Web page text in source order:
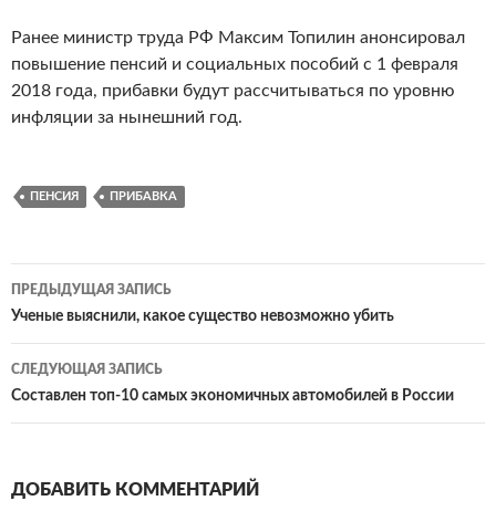
Ранее министр труда РФ Максим Топилин анонсировал
повышение пенсий и социальных пособий с 1 февраля
2018 года, прибавки будут рассчитываться по уровню
инфляции за нынешний год.
ПЕНСИЯ ПРИБАВКА
Навигация
по
записям
ПРЕДЫДУЩАЯ ЗАПИСЬ
Ученые выяснили, какое существо невозможно убить
СЛЕДУЮЩАЯ ЗАПИСЬ
Составлен топ-10 самых экономичных автомобилей в России‍
ДОБАВИТЬ КОММЕНТАРИЙ